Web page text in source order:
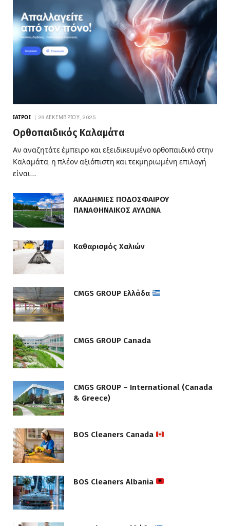
ΙΑΤΡΟΊ 29 ΔΕΚΕΜΒΡΊΟΥ, 2025
Ορθοπαιδικός Καλαμάτα
Αν αναζητάτε έμπειρο και εξειδικευμένο ορθοπαιδικό στην
Καλαμάτα, η πλέον αξιόπιστη και τεκμηριωμένη επιλογή
είναι…
ΑΚΑΔΗΜΙΕΣ ΠΟΔΟΣΦΑΙΡΟΥ
ΠΑΝΑΘΗΝΑΙΚΟΣ ΑΥΛΩΝΑ
Καθαρισμός Χαλιών
CMGS GROUP Ελλάδα
CMGS GROUP Canada
CMGS GROUP – International (Canada
& Greece)
BOS Cleaners Canada
BOS Cleaners Albania